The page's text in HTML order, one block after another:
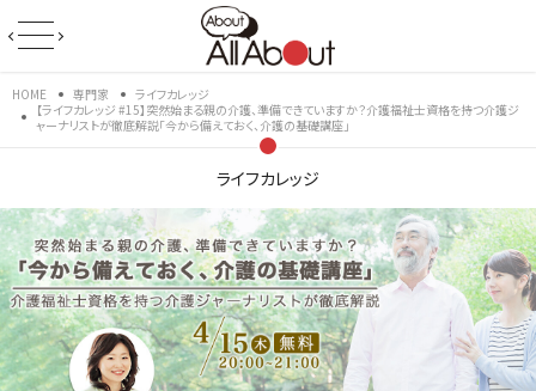
HOME 専門家
ライフカレッジ
【ライフカレッジ #15】突然始まる親の介護、準備できていますか？介護福祉士資格を持つ介護ジ
ャーナリストが徹底解説「今から備えておく、介護の基礎講座」
ライフカレッジ